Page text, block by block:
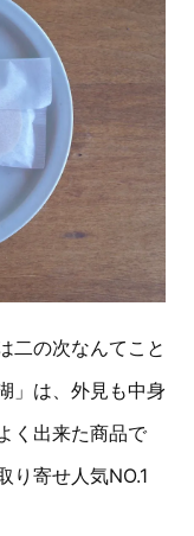
二の次なんてこと
」は、外見も中身
く出来た商品で
り寄せ人気NO.1